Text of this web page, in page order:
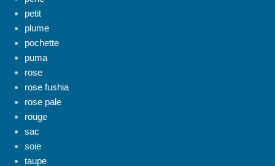
petit
plume
pochette
puma
rose
rose fushia
rose pale
rouge
sac
soie
taupe